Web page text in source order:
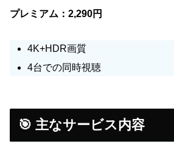
プレミアム：2,290円
4K+HDR画質
4台での同時視聴
🎯 主なサービス内容